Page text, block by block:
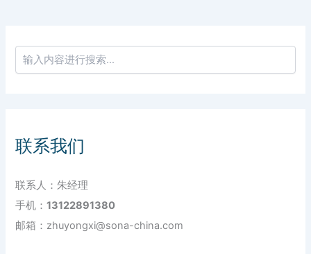
联系我们
联系人：朱经理
手机：13122891380
邮箱：zhuyongxi@sona-china.com